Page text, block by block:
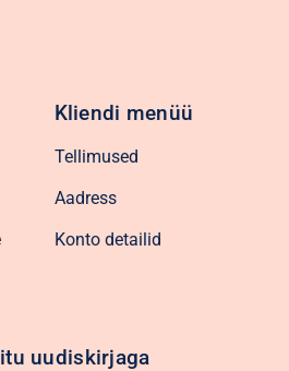
Kliendi menüü
Tellimused
Aadress
Konto detailid
uudiskirjaga